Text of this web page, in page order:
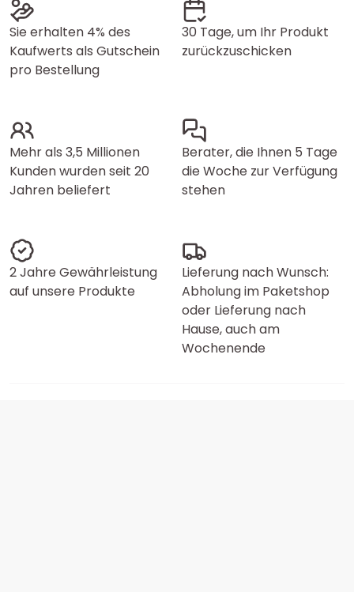
Sie erhalten 4% des
Kaufwerts als Gutschein
pro Bestellung
30 Tage, um Ihr Produkt
zurückzuschicken
Mehr als 3,5 Millionen
Kunden wurden seit 20
Jahren beliefert
Berater, die Ihnen 5 Tage
die Woche zur Verfügung
stehen
2 Jahre Gewährleistung
auf unsere Produkte
Lieferung nach Wunsch:
Abholung im Paketshop
oder Lieferung nach
Hause, auch am
Wochenende